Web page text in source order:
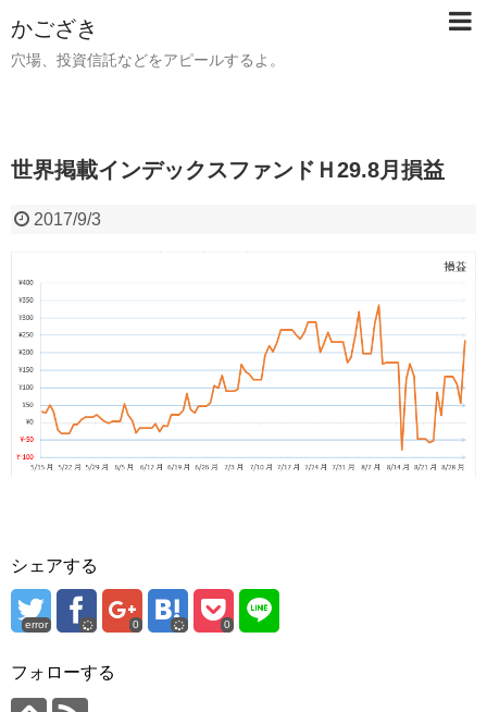
かござき
穴場、投資信託などをアピールするよ。
世界掲載インデックスファンドＨ29.8月損益
2017/9/3
シェアする
error 0 0
フォローする